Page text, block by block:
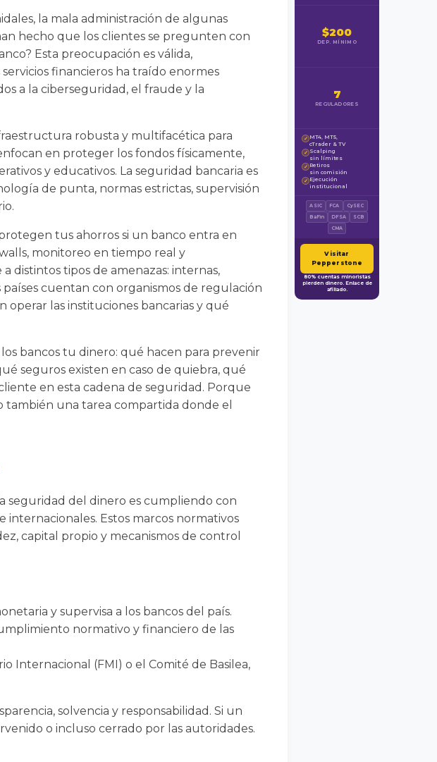
la mala administración de algunas
hecho que los clientes se pregunten con
Esta preocupación es válida,
financieros ha traído enormes
a la ciberseguridad, el fraude y la
robusta y multifacética para
en proteger los fondos físicamente,
y educativos. La seguridad bancaria es
de punta, normas estrictas, supervisión
tus ahorros si un banco entra en
monitoreo en tiempo real y
distintos tipos de amenazas: internas,
cuentan con organismos de regulación
operar las instituciones bancarias y qué
bancos tu dinero: qué hacen para prevenir
seguros existen en caso de quiebra, qué
en esta cadena de seguridad. Porque
también una tarea compartida donde el
seguridad del dinero es cumpliendo con
internacionales. Estos marcos normativos
capital propio y mecanismos de control
y supervisa a los bancos del país.
normativo y financiero de las
Internacional (FMI) o el Comité de Basilea,
solvencia y responsabilidad. Si un
o incluso cerrado por las autoridades.
$200
DEP. MÍNIMO
7
REGULADORES
✓ MT4, MT5,
cTrader & TV
✓ Scalping
sin límites
✓ Retiros
sin comisión
✓ Ejecución
institucional
ASIC FCA
CySEC
BaFin
DFSA
SCB
CMA
Visitar
Pepperstone
80% cuentas minoristas
pierden dinero. Enlace de
afiliado.